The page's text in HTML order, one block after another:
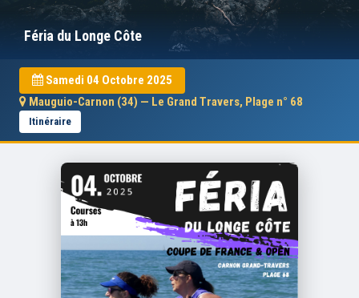
Féria du Longe Côte
Samedi 04 Octobre 2025
Mauguio-Carnon (34) — Le Grand Travers, Plage n° 68
Itinéraire